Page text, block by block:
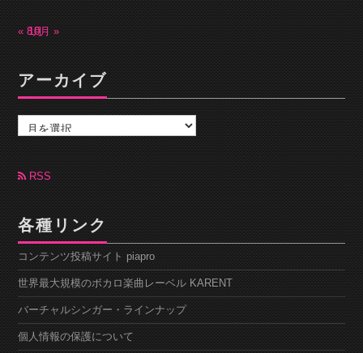
« 8月
10月 »
アーカイブ
カ
ブ RSS
各種リンク
コンテンツ投稿サイト piapro
世界最大規模のボカロ楽曲レーベル KARENT
バーチャルシンガー・ラインナップ
個人情報の保護について